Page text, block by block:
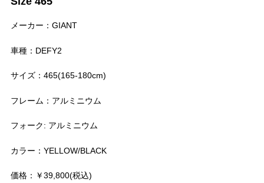
メーカー：GIANT
車種：DEFY2
サイズ：465(165-180cm)
フレーム：アルミニウム
フォーク: アルミニウム
カラー：YELLOW/BLACK
価格：￥39,800(税込)